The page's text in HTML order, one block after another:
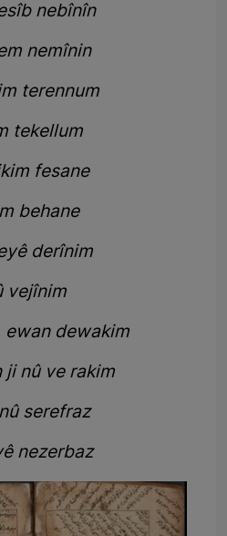
nebînîn
nemînin
terennum
tekellum
fesane
behane
derînim
vejînim
ewan dewakim
ji nû ve rakim
serefraz
nezerbaz